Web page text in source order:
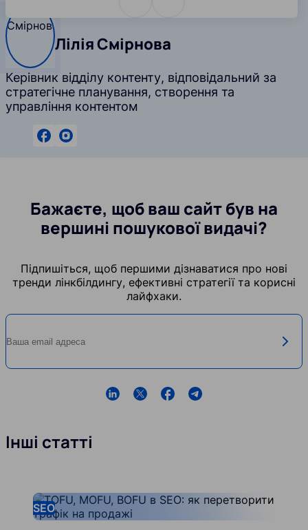
Лілія Смірнова
Керівник відділу контенту, відповідальний за
стратегічне планування, створення та
управління контентом
Бажаєте, щоб ваш сайт був на
вершині пошукової видачі?
Підпишіться, щоб першими дізнаватися про нові
тренди лінкбілдингу, ефективні стратегії та корисні
лайфхаки.
Інші статті
lfXynKjo_menu.db_translate.pages.blog-
SEO